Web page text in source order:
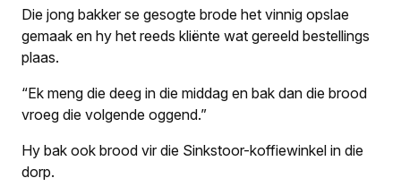
Die jong bakker se gesogte brode het vinnig opslae
gemaak en hy het reeds kliënte wat gereeld bestellings
plaas.
“Ek meng die deeg in die middag en bak dan die brood
vroeg die volgende oggend.”
Hy bak ook brood vir die Sinkstoor-koffiewinkel in die
dorp.